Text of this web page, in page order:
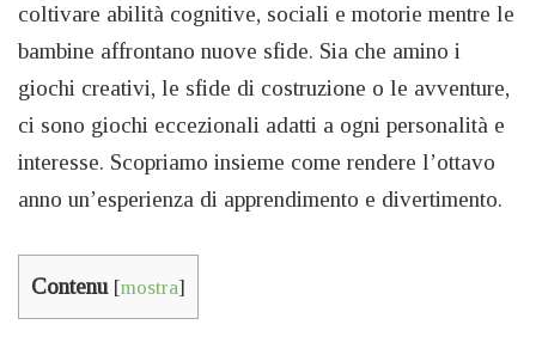
coltivare abilità cognitive, sociali e motorie mentre le
bambine affrontano nuove sfide. Sia che amino i
giochi creativi, le sfide di costruzione o le avventure,
ci sono giochi eccezionali adatti a ogni personalità e
interesse. Scopriamo insieme come rendere l’ottavo
anno un’esperienza di apprendimento e divertimento.
Contenu [mostra]